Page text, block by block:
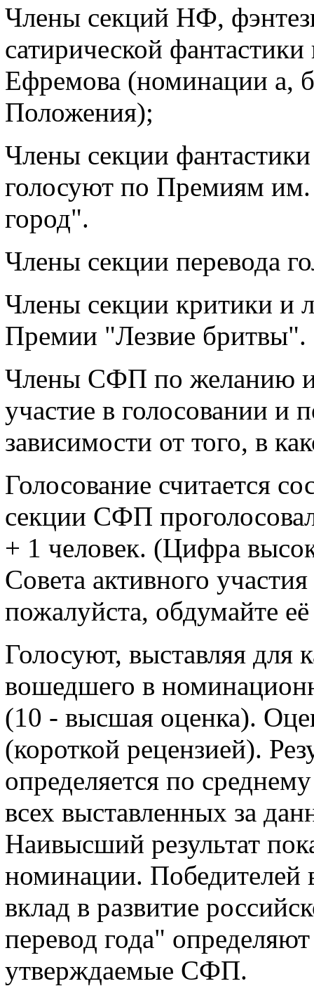
Члены секций НФ,
сатирической
Ефремова (номинации а,
Положения);
Члены секции
голосуют по Премиям
город".
Члены секции перевода
Члены секции критики и
Премии "Лезвие бритвы".
Члены СФП по желанию
участие в голосовании и
зависимости от того, в
Голосование считается
секции СФП
+ 1 человек. (Цифра
Совета активного
пожалуйста, обдумайте
Голосуют, выставляя для
вошедшего в
(10 - высшая оценка).
(короткой рецензией).
определяется по
всех выставленных за
Наивысший результат
номинации.
вклад в развитие
перевод года"
утверждаемые СФП.